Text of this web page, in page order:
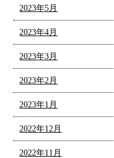
2023年5月
2023年4月
2023年3月
2023年2月
2023年1月
2022年12月
2022年11月